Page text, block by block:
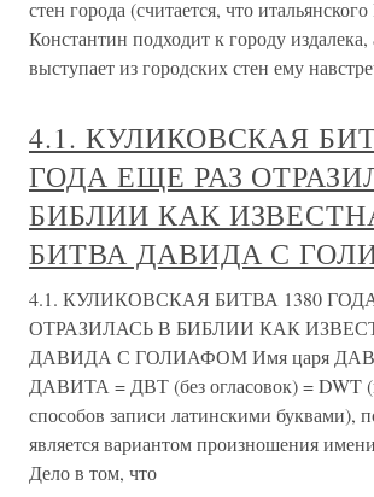
стен города (считается, что
Константин подходит к городу
выступает из городских стен ему
4.1. КУЛИКОВСКАЯ
ГОДА ЕЩЕ РАЗ
БИБЛИИ КАК
БИТВА ДАВИДА С
4.1. КУЛИКОВСКАЯ БИТВА 1380
ОТРАЗИЛАСЬ В БИБЛИИ КАК
ДАВИДА С ГОЛИАФОМ Имя царя
ДАВИТА = ДВТ (без огласовок) = DWT
способов записи латинскими буквами),
является вариантом произношения
Дело в том, что